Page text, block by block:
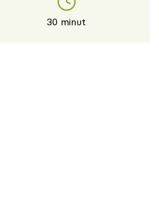
30 minut